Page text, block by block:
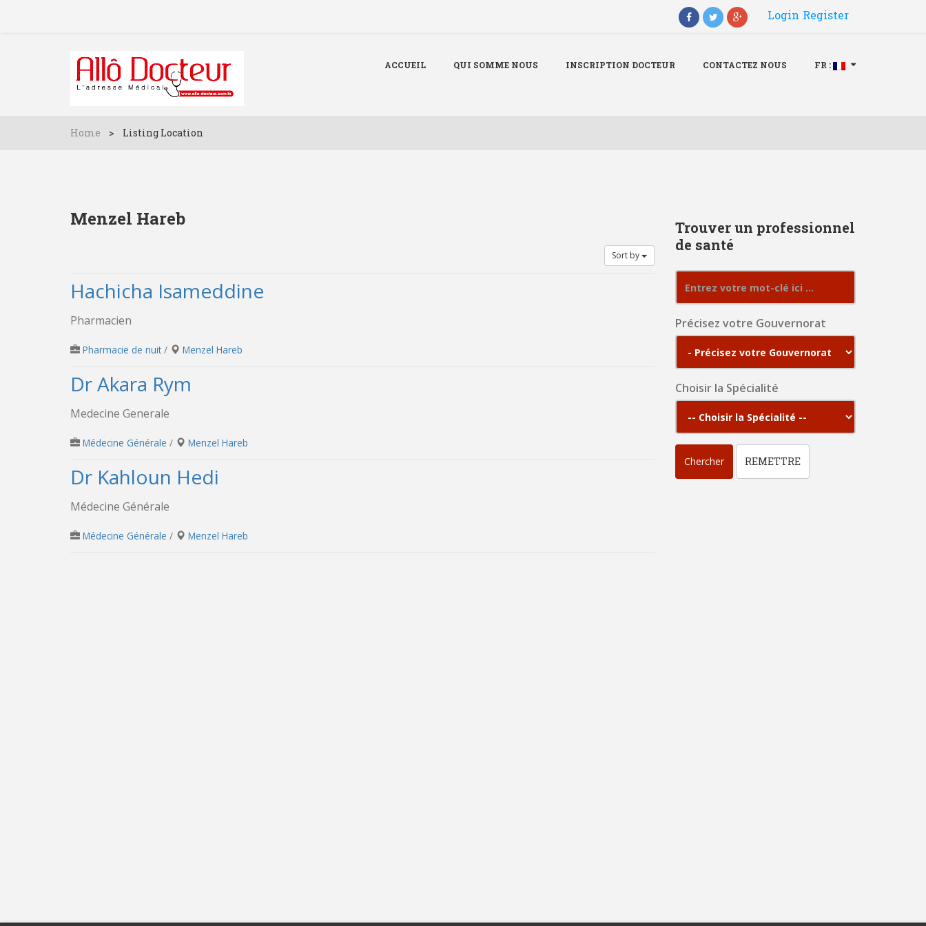
Menu
Login Register
ACCUEIL QUI SOMME NOUS INSCRIPTION DOCTEUR CONTACTEZ NOUS FR :
Home > Listing Location
Menzel Hareb
Sort by
Hachicha Isameddine
Pharmacien
Pharmacie de nuit/ Menzel Hareb
Dr Akara Rym
Medecine Generale
Médecine Générale / Menzel Hareb
Dr Kahloun Hedi
Médecine Générale
Médecine Générale / Menzel Hareb
Trouver un professionnel
de santé
Précisez votre Gouvernorat
Choisir la Spécialité
Chercher REMETTRE